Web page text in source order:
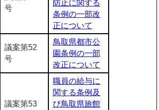
号
防止に関する
条例の一部改
正について
議案第52
号
鳥取県都市公
園条例の一部
改正について
議案第53
職員の給与に
関する条例及
び鳥取県旅館